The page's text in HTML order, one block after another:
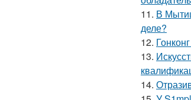
11. В
деле?
12.
13.
14.